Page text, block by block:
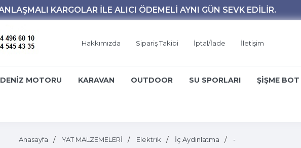
Hakkımızda Sipariş Takibi İptal/İade İletişim
DENİZ MOTORU KARAVAN OUTDOOR SU SPORLARI ŞİŞME BOT
Anasayfa YAT MALZEMELERİ Elektrik İç Aydınlatma -